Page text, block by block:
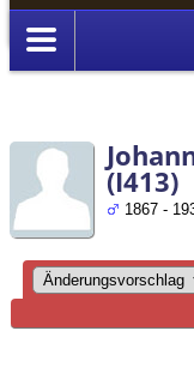
Anmelden
(I413)
1867 -